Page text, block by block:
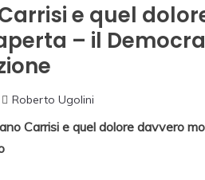
e quel
– il
Roberto Ugolini
Carrisi e quel dolore davvero